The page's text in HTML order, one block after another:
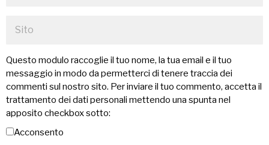
Questo modulo raccoglie il tuo nome, la tua email e il tuo
messaggio in modo da permetterci di tenere traccia dei
commenti sul nostro sito. Per inviare il tuo commento, accetta il
trattamento dei dati personali mettendo una spunta nel
apposito checkbox sotto:
Acconsento